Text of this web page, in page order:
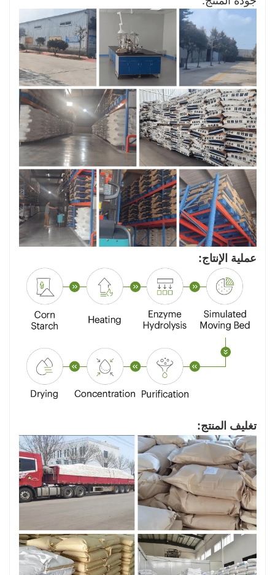
عملية الإنتاج:
تغليف المنتج: